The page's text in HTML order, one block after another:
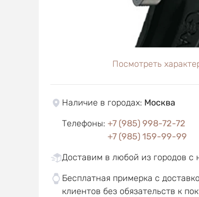
Посмотреть
Наличие в городах: Москва
Телефоны: +7 (985) 998-72-72
+7 (985) 159-99-99
Доставим в любой из городов
Бесплатная примерка с
клиентов без обязательств к